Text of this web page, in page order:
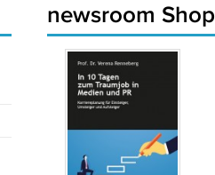
newsroom Shop